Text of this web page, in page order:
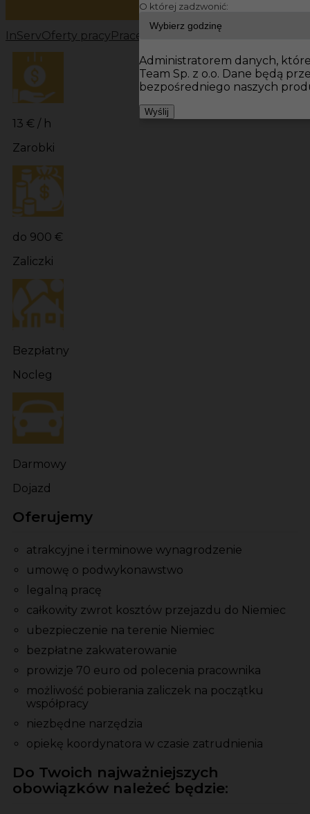
InServOferty pracy Prace budowlane Niemcy
13 € / h
Zarobki
do 900 €
Zaliczki
Bezpłatny
Nocleg
Darmowy
Dojazd
Oferujemy
atrakcyjne i terminowe wynagrodzenie
umowę o podwykonawstwo
legalną pracę
całkowity zwrot kosztów przejazdu do Niemiec
ubezpieczenie na terenie Niemiec
bezpłatne zakwaterowanie
prowizje 70 euro od polecenia pracownika
możliwość pobierania zaliczek na początku
współpracy
niezbędne narzędzia
opiekę koordynatora w czasie zatrudnienia
Do Twoich najważniejszych
obowiązków należeć będzie:
O której zadzwonić:
Administratorem danych,
Team Sp. z o.o. Dane będą
bezpośredniego naszych
Wyślij